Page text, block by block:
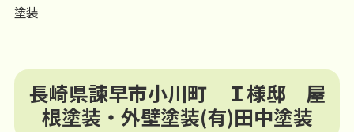
塗装
長崎県諫早市小川町 Ｉ様邸 屋
根塗装・外壁塗装(有)田中塗装